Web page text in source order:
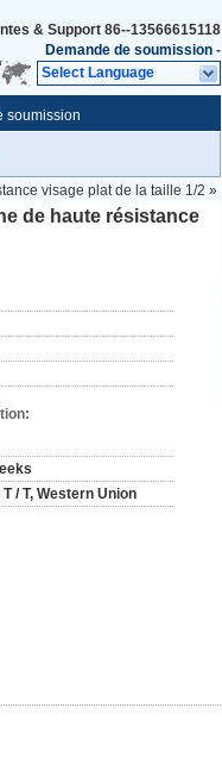
& Support 86--13566615118
Demande de soumission -
Select Language
soumission
visage plat de la taille 1/2 »
de haute résistance
T / T, Western Union